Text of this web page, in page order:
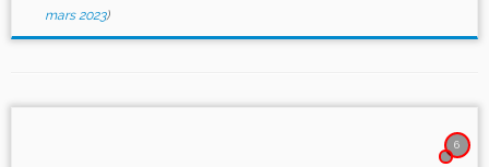
mars 2023)
6